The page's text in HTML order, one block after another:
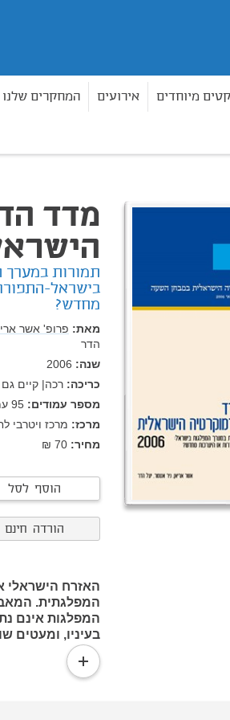
מיוחדים אירועים המחקרים שלנו
מדד
תמורות במערך
בישראל-
מחדש?
מאת: פרופ' אשר
הדר
שנה: 2006
כריכה: רכה| קיים
מספר עמודים: 95
מרכז: מרכז ויטרבי
מחיר:
הוסף לסל
הורדה חינם
האזרח הישראלי
המפלגתית.
המפלגות אינם
בעיניו, ומעטים
הזדהות עזה עם
אמנם הישראלים
בפוליטיקה
read
more